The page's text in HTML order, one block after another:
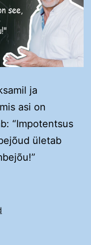
ja
asi on
“Impotentsus
ületab